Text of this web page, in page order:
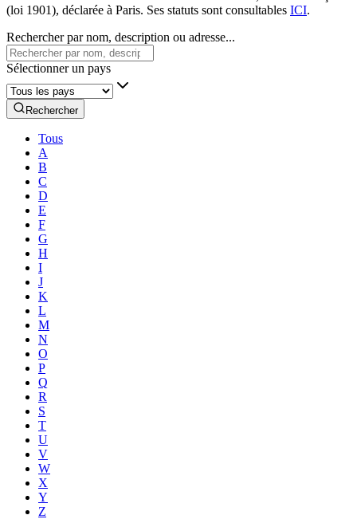
(loi 1901), déclarée à Paris. Ses statuts sont consultables ICI.
Rechercher par nom, description ou adresse...
Sélectionner un pays
Rechercher
Tous
A
B
C
D
E
F
G
H
I
J
K
L
M
N
O
P
Q
R
S
T
U
V
W
X
Y
Z